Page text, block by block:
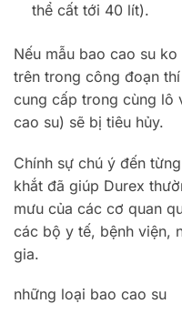
thể cất tới 40 lít).
Nếu mẫu bao cao su
trên trong công đoạn
cung cấp trong cùng lô
cao su) sẽ bị tiêu hủy.
Chính sự chú ý đến
khắt đã giúp Durex
mưu của các cơ quan
các bộ y tế, bệnh viện,
gia.
những loại bao cao su